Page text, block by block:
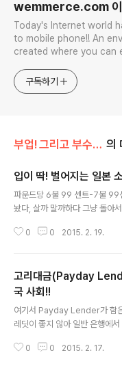
wemmerce.com
Today's Internet world
to mobile phone!! An
created where you can
competition. Now let’s
You can enter
구독하기
부업! 그리고 부수입!! 의
입이 딱! 벌어지는 일본
파운드당 6불 99 센트-7불 99
놨다, 살까 말까하다 그냥 돌아
만 계산대로 향하면서 번민은 계
갈비 였었습니다. 그러던 LA 갈
등을 낳게하는 그런 대상으로 변
소고기 라고 한동안 한국에서
소고기를 먹는 한인들을 불쌍한
그 정점에는 LA 갈비가 있었던
0 0 2015. 2. 19.
고리대금(Payday
국 사회!!
여기서 Payday Lender가 함
레딧이 좋지 않아 일반 은행에
리는 곳이기도 합니다. 다시 말
0 0 2015. 2. 17.